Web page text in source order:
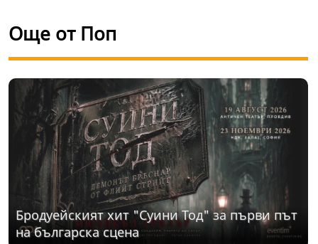
Още от Поп
Бродуейският хит "Суини Тод" за първи път
на българска сцена